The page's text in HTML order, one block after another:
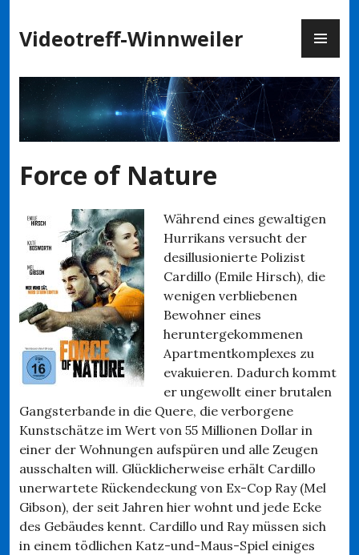
Inhalt
springen
Videotreff-Winnweiler
Force of Nature
Während eines gewaltigen
Hurrikans versucht der
desillusionierte Polizist
Cardillo (Emile Hirsch), die
wenigen verbliebenen
Bewohner eines
heruntergekommenen
Apartmentkomplexes zu
evakuieren. Dadurch kommt
er ungewollt einer brutalen
Gangsterbande in die Quere, die verborgene
Kunstschätze im Wert von 55 Millionen Dollar in
einer der Wohnungen aufspüren und alle Zeugen
ausschalten will. Glücklicherweise erhält Cardillo
unerwartete Rückendeckung von Ex-Cop Ray (Mel
Gibson), der seit Jahren hier wohnt und jede Ecke
des Gebäudes kennt. Cardillo und Ray müssen sich
in einem tödlichen Katz-und-Maus-Spiel einiges